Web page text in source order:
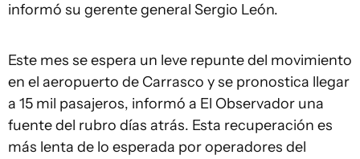
informó su gerente general Sergio León.
Este mes se espera un leve repunte del movimiento
en el aeropuerto de Carrasco y se pronostica llegar
a 15 mil pasajeros, informó a El Observador una
fuente del rubro días atrás. Esta recuperación es
más lenta de lo esperada por operadores del